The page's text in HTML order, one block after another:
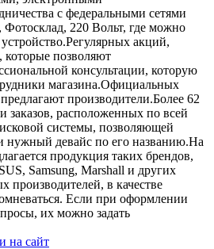
с федеральными сетями
Фотосклад, 220 Вольт, где можно
устройство.Регулярных акций,
которые позволяют
консультации, которую
магазина.Официальных
производители.Более 62
заказов, расположенных по всей
системы, позволяющей
нужный девайс по его названию.На
продукция таких брендов,
Samsung, Marshall и других
производителей, в качестве
Если при оформлении
их можно задать
на сайт